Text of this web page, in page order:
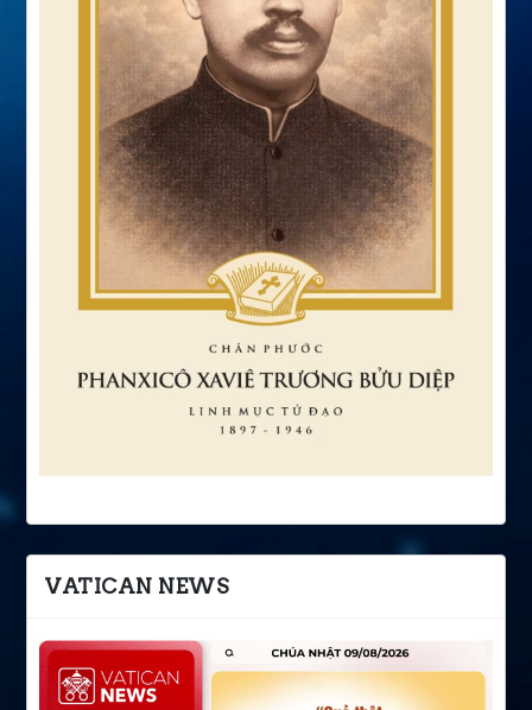
VATICAN NEWS